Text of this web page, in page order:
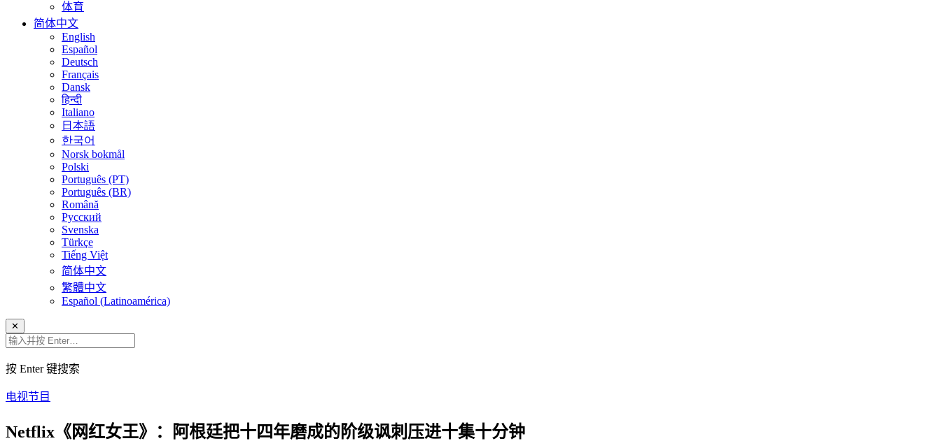
体育
简体中文
English
Español
Deutsch
Français
Dansk
हिन्दी
Italiano
日本語
한국어
Norsk bokmål
Polski
Português (PT)
Português (BR)
Română
Русский
Svenska
Türkçe
Tiếng Việt
简体中文
繁體中文
Español (Latinoamérica)
✕
按 Enter 键搜索
电视节目
Netflix《网红女王》：阿根廷把十四年磨成的阶级讽刺压进十集十分钟